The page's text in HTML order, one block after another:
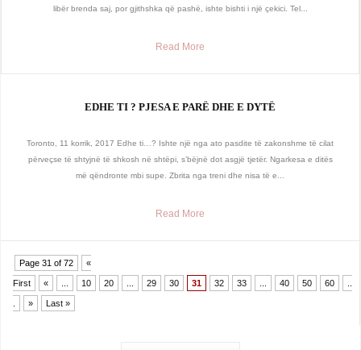
libër brenda saj, por gjithshka që pashë, ishte bishti i një çekici. Tel...
Read More
EDHE TI ? PJESA E PARË DHE E DYTË
Toronto, 11 korrik, 2017 Edhe ti…? Ishte një nga ato pasdite të zakonshme të cilat
përveçse të shtyjnë të shkosh në shtëpi, s’bëjnë dot asgjë tjetër. Ngarkesa e ditës
më qëndronte mbi supe. Zbrita nga treni dhe nisa të e...
Read More
Page 31 of 72 «
First « 10 20 29 30 31 32 33 40 50 60
» Last »